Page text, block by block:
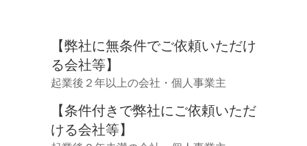
【弊社に無条件でご依頼いただけ
る会社等】
起業後２年以上の会社・個人事業主
【条件付きで弊社にご依頼いただ
ける会社等】